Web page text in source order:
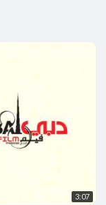
3:07